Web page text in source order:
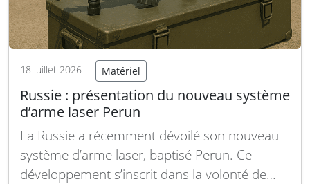
18 juillet 2026 Matériel
Russie : présentation du nouveau système
d’arme laser Perun
La Russie a récemment dévoilé son nouveau
système d’arme laser, baptisé Perun. Ce
développement s’inscrit dans la volonté de